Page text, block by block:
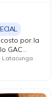
por la
GAC
Latacunga